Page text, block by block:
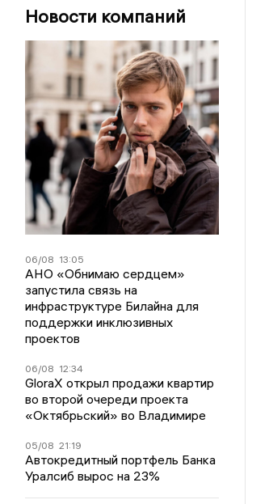
Новости компаний
06/08 13:05
АНО «Обнимаю сердцем»
запустила связь на
инфраструктуре Билайна для
поддержки инклюзивных
проектов
06/08 12:34
GloraX открыл продажи квартир
во второй очереди проекта
«Октябрьский» во Владимире
05/08 21:19
Автокредитный портфель Банка
Уралсиб вырос на 23%